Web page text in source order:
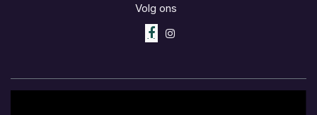
Volg ons